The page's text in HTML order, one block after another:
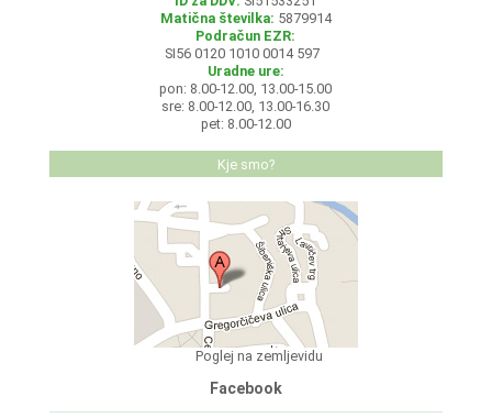
Matična številka: 5879914
Podračun EZR:
SI56 0120 1010 0014 597
Uradne ure:
pon: 8.00-12.00, 13.00-15.00
sre: 8.00-12.00, 13.00-16.30
pet: 8.00-12.00
Kje smo?
Poglej na zemljevidu
Facebook